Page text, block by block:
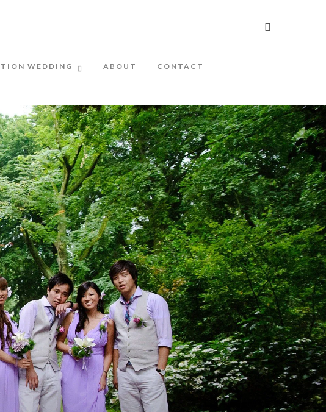
WEDDING ABOUT CONTACT